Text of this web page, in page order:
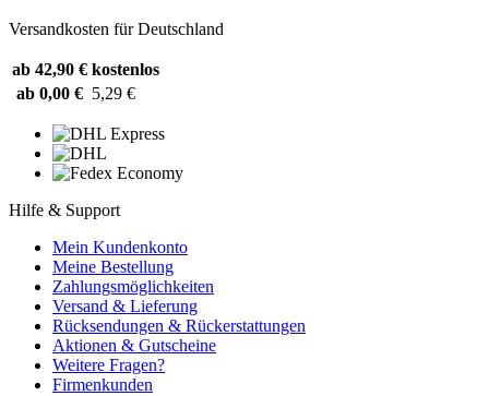
Versandkosten für Deutschland
ab 42,90 € kostenlos
ab 0,00 € 5,29 €
Hilfe & Support
Mein Kundenkonto
Meine Bestellung
Zahlungsmöglichkeiten
Versand & Lieferung
Rücksendungen & Rückerstattungen
Aktionen & Gutscheine
Weitere Fragen?
Firmenkunden